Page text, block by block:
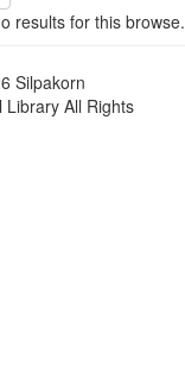
results for this browse.
Silpakorn
Library All Rights